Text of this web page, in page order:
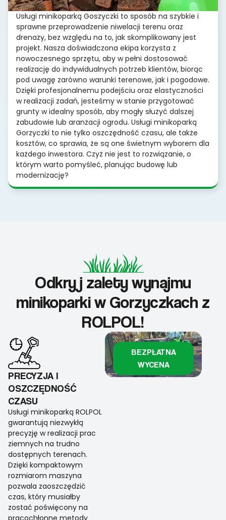
Usługi minikoparką Goszyczki to sposób na szybkie i
sprawne przeprowadzenie niwelacji terenu oraz
drenaży, bez względu na to, jak skomplikowany jest
projekt. Nasza doświadczona ekipa korzysta z
nowoczesnego sprzętu, aby w pełni dostosować
realizację do indywidualnych potrzeb klientów, biorąc
pod uwagę zarówno warunki terenowe, jak i pogodowe.
Dzięki profesjonalnemu podejściu oraz elastyczności
w realizacji zadań, jesteśmy w stanie przygotować
grunty w idealny sposób, aby mogły służyć dalszej
zabudowie lub aranżacji ogrodu. Usługi minikoparką
Gorzyczki to nie tylko oszczędność czasu, ale także
kosztów, co sprawia, że są one świetnym wyborem dla
każdego inwestora. Czyż nie jest to rozwiązanie, o
którym warto pomyśleć, planując budowę lub
modernizację?
Odkryj zalety wynajmu
minikoparki w Gorzyczkach z
ROLPOL!
PRECYZJA I
OSZCZĘDNOŚĆ
CZASU
Usługi minikoparką ROLPOL
gwarantują niezwykłą
precyzję w realizacji prac
ziemnych na trudno
dostępnych terenach.
Dzięki kompaktowym
rozmiarom maszyna
pozwala zaoszczędzić
czas, który musiałby
zostać poświęcony na
BEZPŁATNA
WYCENA